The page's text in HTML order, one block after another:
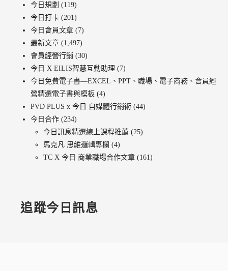
今日規劃 (119)
今日打卡 (201)
今日會員文章 (7)
最新文章 (1,497)
會員經營行銷 (30)
今日 X EILIS智慧互動助理 (7)
今日免費電子書—EXCEL、PPT、職場、電子商務、會員經
營精選電子書與模板 (4)
PVD PLUS x 今日 自媒體行銷術 (44)
今日合作 (234)
今日訊息精選線上課程推薦 (25)
馬克凡 思維邏輯專欄 (4)
TC X 今日 商業職場合作文章 (161)
追蹤今日訊息